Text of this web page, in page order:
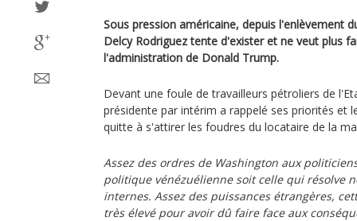
Sous pression américaine, depuis l'enlèvement
Delcy Rodriguez tente d'exister et ne veut plus
l'administration de Donald Trump.
Devant une foule de travailleurs pétroliers de
présidente par intérim a rappelé ses priorités et
quitte à s'attirer les foudres du locataire de la
Assez des ordres de Washington aux
politique vénézuélienne soit celle qui résolve
internes. Assez des puissances étrangères,
très élevé pour avoir dû faire face aux